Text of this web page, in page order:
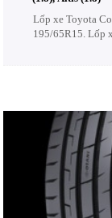
Lốp xe Toyota
195/65R15. Lốp